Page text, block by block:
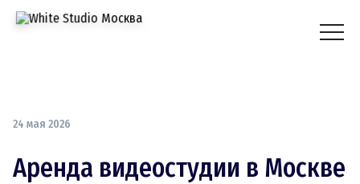
24 мая 2026
Аренда видеостудии в Москве